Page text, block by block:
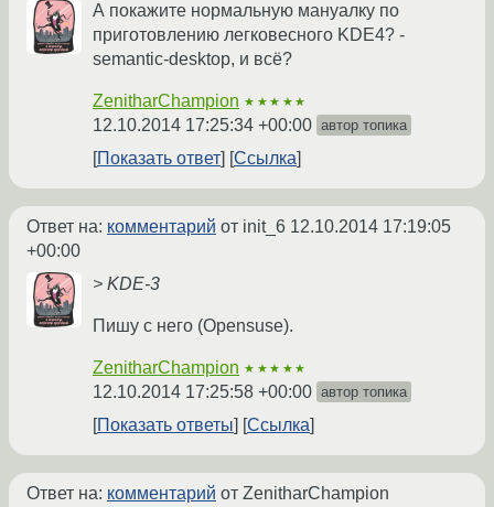
А покажите нормальную мануалку по
приготовлению легковесного KDE4? -
semantic-desktop, и всё?
ZenitharChampion ★★★★★
12.10.2014 17:25:34 +00:00 автор топика
Показать ответ Ссылка
Ответ на: комментарий от init_6 12.10.2014 17:19:05
+00:00
> KDE-3
Пишу с него (Opensuse).
ZenitharChampion ★★★★★
12.10.2014 17:25:58 +00:00 автор топика
Показать ответы Ссылка
Ответ на: комментарий от ZenitharChampion